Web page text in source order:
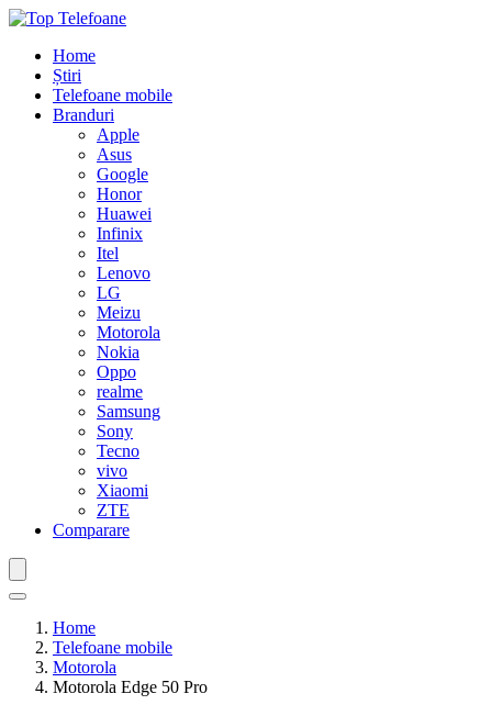
Home
Știri
Telefoane mobile
Branduri
Apple
Asus
Google
Honor
Huawei
Infinix
Itel
Lenovo
LG
Meizu
Motorola
Nokia
Oppo
realme
Samsung
Sony
Tecno
vivo
Xiaomi
ZTE
Comparare
Home
Telefoane mobile
Motorola
Motorola Edge 50 Pro